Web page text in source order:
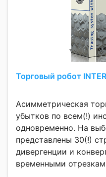
Торговый робот
Асимметрическая
убытков по всем(!)
одновременно. На
представлены 30(!)
дивергенции и
временными